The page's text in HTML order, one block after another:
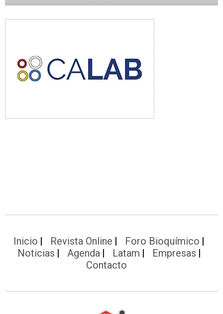
Inicio Revista Online
Foro Bioquímico
Noticias
Agenda Latam
Empresas
Contacto